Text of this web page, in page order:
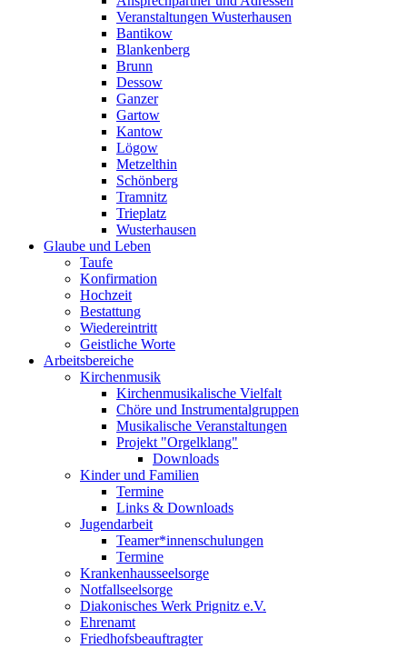
Veranstaltungen Wusterhausen
Bantikow
Blankenberg
Brunn
Dessow
Ganzer
Gartow
Kantow
Lögow
Metzelthin
Schönberg
Tramnitz
Trieplatz
Wusterhausen
Glaube und Leben
Taufe
Konfirmation
Hochzeit
Bestattung
Wiedereintritt
Geistliche Worte
Arbeitsbereiche
Kirchenmusik
Kirchenmusikalische Vielfalt
Chöre und Instrumentalgruppen
Musikalische Veranstaltungen
Projekt "Orgelklang"
Downloads
Kinder und Familien
Termine
Links & Downloads
Jugendarbeit
Teamer*innenschulungen
Termine
Krankenhausseelsorge
Notfallseelsorge
Diakonisches Werk Prignitz e.V.
Ehrenamt
Friedhofsbeauftragter